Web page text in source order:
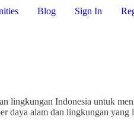
Blog Sign In
lingkungan Indonesia untuk
daya alam dan lingkungan